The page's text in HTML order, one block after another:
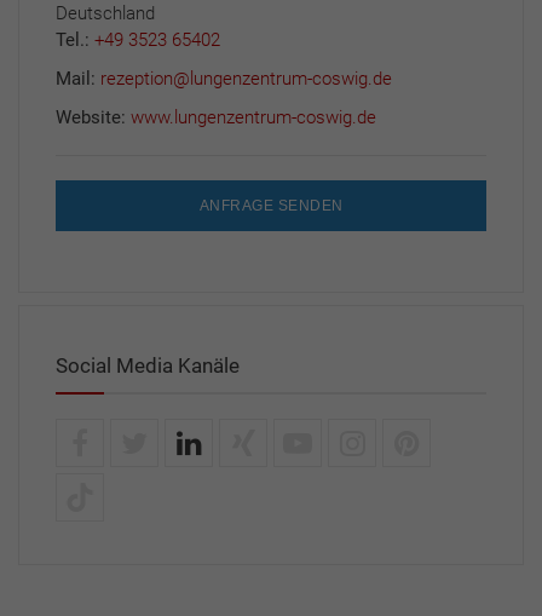
Deutschland
Tel.: +49 3523 65402
Mail: rezeption@lungenzentrum-coswig.de
Website: www.lungenzentrum-coswig.de
ANFRAGE SENDEN
Social Media Kanäle